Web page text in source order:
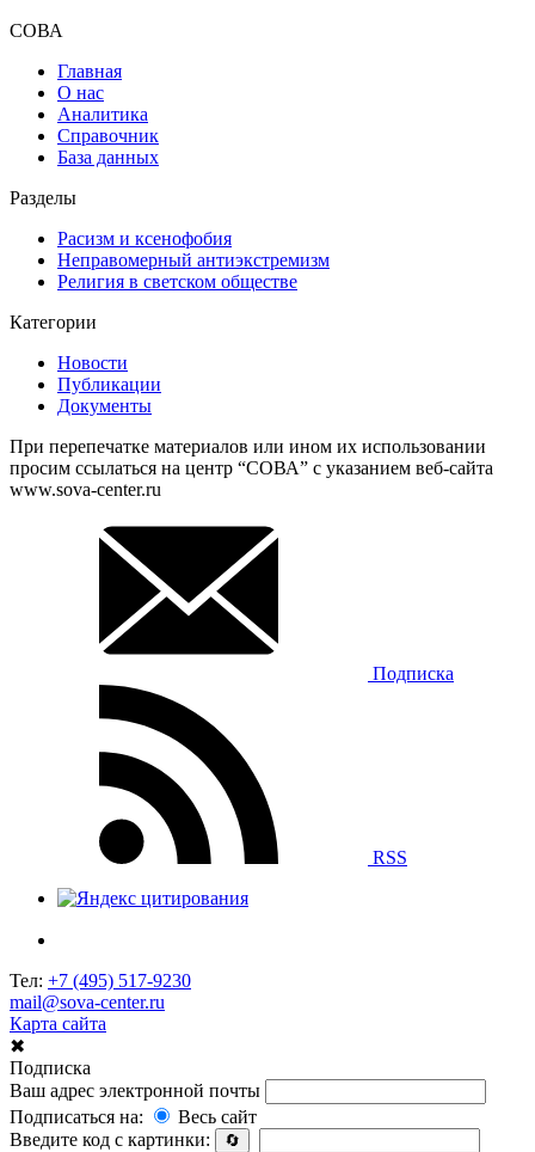
СОВА
Главная
О нас
Аналитика
Справочник
База данных
Разделы
Расизм и ксенофобия
Неправомерный антиэкстремизм
Религия в светском обществе
Категории
Новости
Публикации
Документы
При перепечатке материалов или ином их использовании
просим ссылаться на центр “СОВА” с указанием веб-сайта
www.sova-center.ru
Подписка
RSS
Тел: +7 (495) 517-9230
mail@sova-center.ru
Карта сайта
✖
Подписка
Ваш адрес электронной почты
Подписаться на:
Весь сайт
Введите код с картинки:
🔄